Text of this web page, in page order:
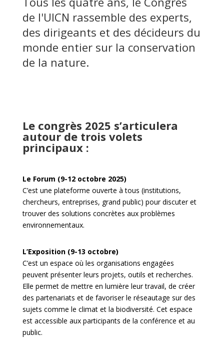
de l'UICN rassemble des experts,
des dirigeants et des décideurs du
monde entier sur la conservation
de la nature.
Le congrès 2025 s’articulera
autour de trois volets
principaux :
Le Forum (9-12 octobre 2025)
C’est une plateforme ouverte à tous (institutions,
chercheurs, entreprises, grand public) pour discuter et
trouver des solutions concrètes aux problèmes
environnementaux.
L’Exposition (9-13 octobre)
C’est un espace où les organisations engagées
peuvent présenter leurs projets, outils et recherches.
Elle permet de mettre en lumière leur travail, de créer
des partenariats et de favoriser le réseautage sur des
sujets comme le climat et la biodiversité. Cet espace
est accessible aux participants de la conférence et au
public.